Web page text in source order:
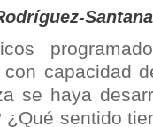
Santana
capacidad
se haya
sentido